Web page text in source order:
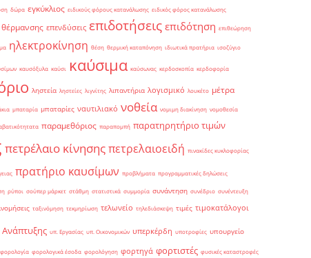
δώρα εγκύκλιος ειδικούς φόρους κατανάλωσης ειδικός φόρος κατανάλωσης
επενδύσεις επιδοτήσεις επιδότηση επιθεώρηση
ηλεκτροκίνηση θέση θερμική καταπόνηση ιδιωτικά πρατήρια ισοζύγιο
καυσόξυλα καύσι καύσιμα καύσωνας κερδοσκοπία κερδοφορία
ληστεία ληστείες λιγνίτης λιπαντήρια λογισμικό λουκέτο μέτρα
μπαταρία μπαταρίες ναυτιλιακό νοθεία νομιμη διακίνηση νομοθεσία
παραμεθόριος παραπομπή παρατηρητήριο τιμών
πετρέλαιο κίνησηςπετρελαιοειδή πινακίδες κυκλοφορίας
πρατήριο καυσίμων προβλήματα προγραμματικές δηλώσεις
ρύποι σούπερ μάρκετ στάθμη στατιστικά συμμορία συνάντηση συνέδριο συνέντευξη
ταξινόμηση τεκμηρίωση τελωνείο τηλεδιάσκεψη τιμές τιμοκατάλογοι
Ανάπτυξης υπ. Εργασίας υπ. Οικονομικών υπερκέρδη υποτροφίες υπουργείο
φορολογία φορολογικά έσοδα φορολόγηση φορτηγά φορτιστές φυσικές καταστροφές